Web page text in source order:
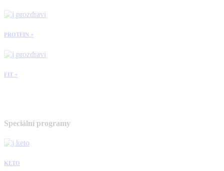
PROTEIN +
FIT +
Speciální programy
KETO